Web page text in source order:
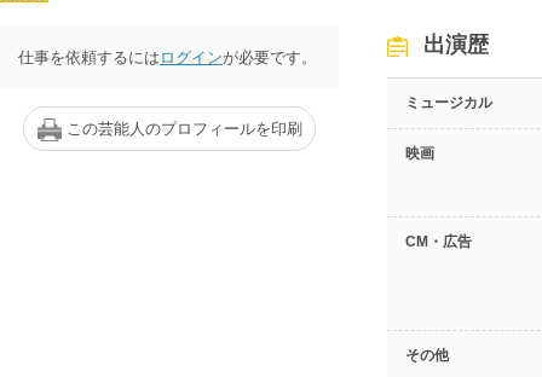
仕事を依頼するには ログインが必要です。
この芸能人のプロフィールを印刷
出演歴
ミュージカル
映画
CM・広告
その他